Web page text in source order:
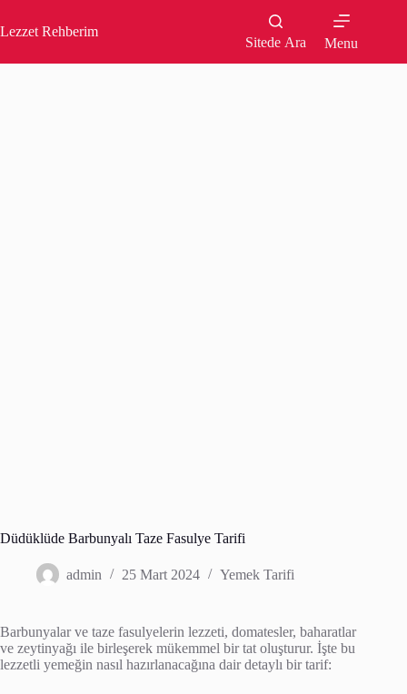
to
content
Lezzet Rehberim
Sitede Ara Menu
Düdüklüde Barbunyalı Taze Fasulye Tarifi
admin 25 Mart 2024 Yemek Tarifi
Barbunyalar ve taze fasulyelerin lezzeti, domatesler, baharatlar
ve zeytinyağı ile birleşerek mükemmel bir tat oluşturur. İşte bu
lezzetli yemeğin nasıl hazırlanacağına dair detaylı bir tarif: